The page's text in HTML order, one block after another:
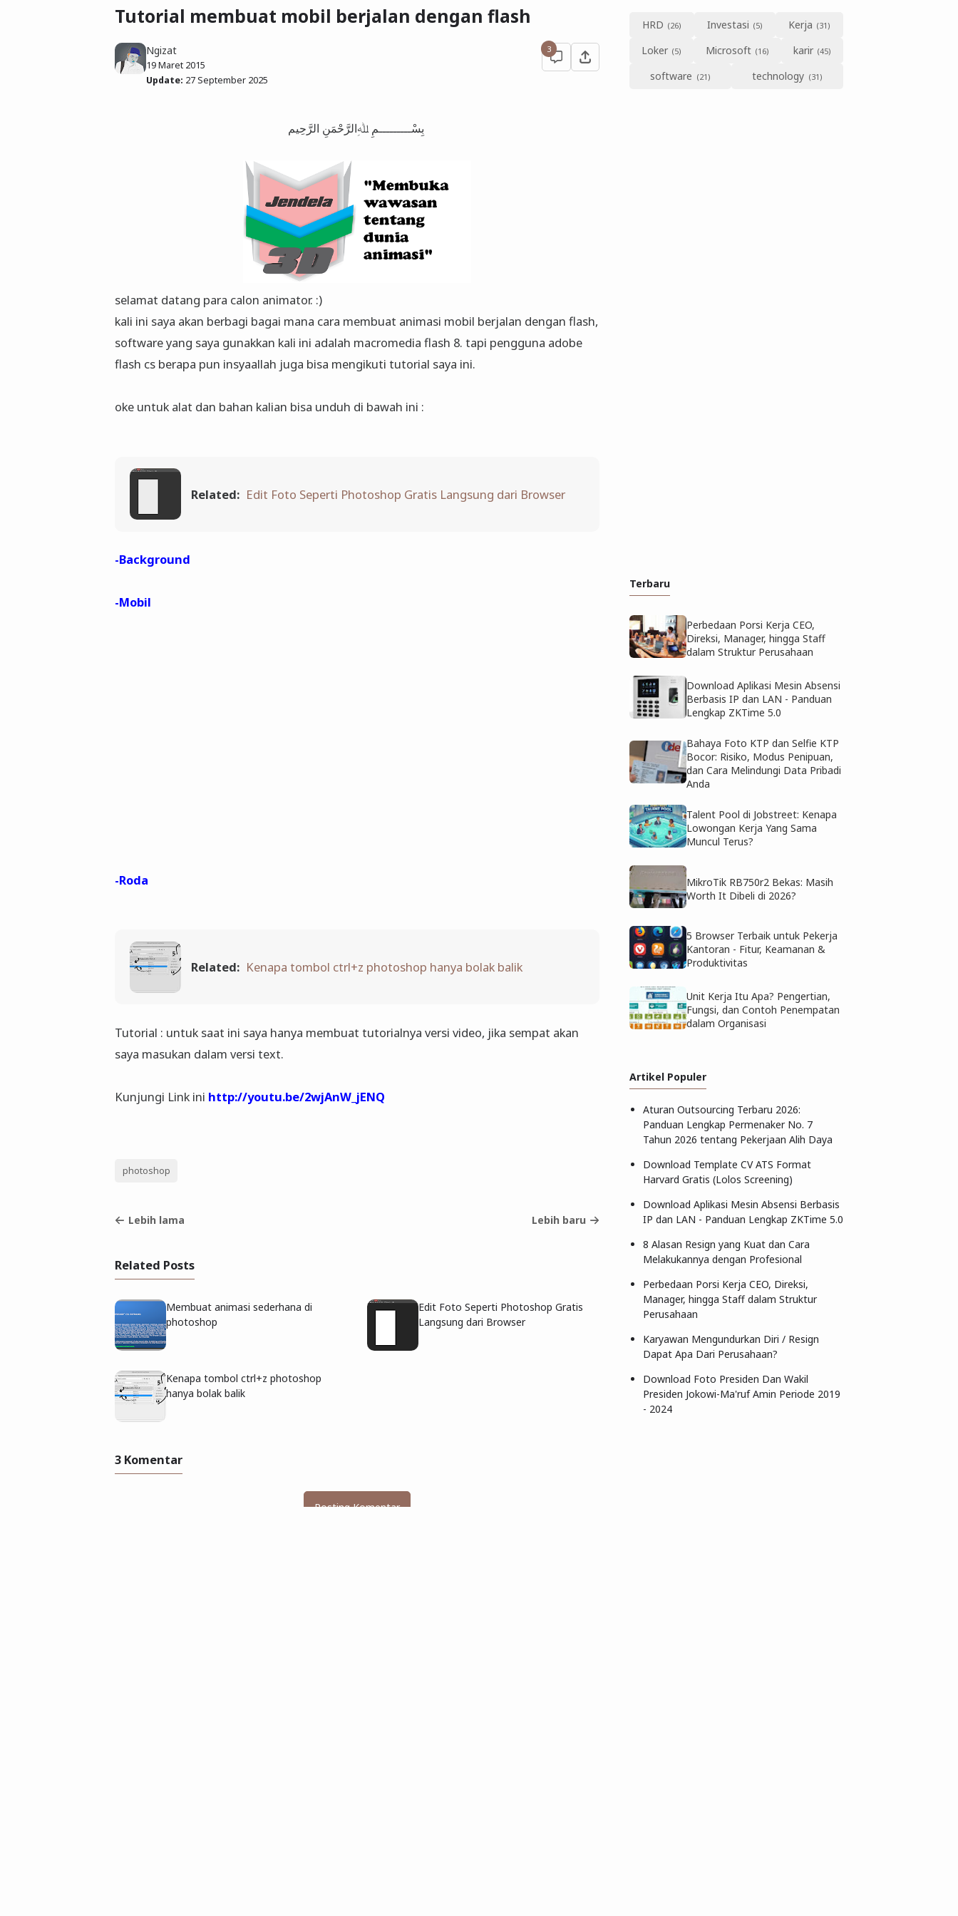
Tutorial membuat mobil berjalan dengan flash
Ngizat
19 Maret 2015
Update: 27 September 2025
3
selamat datang para calon animator. :)
kali ini saya akan berbagi bagai mana cara membuat animasi mobil berjalan dengan flash,
software yang saya gunakkan kali ini adalah macromedia flash 8. tapi pengguna adobe
flash cs berapa pun insyaallah juga bisa mengikuti tutorial saya ini.
oke untuk alat dan bahan kalian bisa unduh di bawah ini :
Related: Edit Foto Seperti Photoshop Gratis Langsung dari Browser
-Background
-Mobil
-Roda
Related: Kenapa tombol ctrl+z photoshop hanya bolak balik
Tutorial : untuk saat ini saya hanya membuat tutorialnya versi video, jika sempat akan
saya masukan dalam versi text.
Kunjungi Link ini http://youtu.be/2wjAnW_jENQ
photoshop
Lebih lama Lebih baru
Related Posts
Membuat animasi sederhana di
photoshop
Edit Foto Seperti Photoshop Gratis
Langsung dari Browser
Kenapa tombol ctrl+z photoshop
hanya bolak balik
3 Komentar
Posting Komentar
HRD Investasi
Kerja
Loker
Microsoft
karir
software
technology
Terbaru
Perbedaan Porsi Kerja CEO,
Direksi, Manager, hingga Staff
dalam Struktur Perusahaan
Download Aplikasi Mesin Absensi
Berbasis IP dan LAN - Panduan
Lengkap ZKTime 5.0
Bahaya Foto KTP dan Selfie KTP
Bocor: Risiko, Modus Penipuan,
dan Cara Melindungi Data Pribadi
Anda
Talent Pool di Jobstreet: Kenapa
Lowongan Kerja Yang Sama
Muncul Terus?
MikroTik RB750r2 Bekas: Masih
Worth It Dibeli di 2026?
5 Browser Terbaik untuk Pekerja
Kantoran - Fitur, Keamanan &
Produktivitas
Unit Kerja Itu Apa? Pengertian,
Fungsi, dan Contoh Penempatan
dalam Organisasi
Artikel Populer
Aturan Outsourcing Terbaru 2026:
Panduan Lengkap Permenaker No. 7
Tahun 2026 tentang Pekerjaan Alih Daya
Download Template CV ATS Format
Harvard Gratis (Lolos Screening)
Download Aplikasi Mesin Absensi Berbasis
IP dan LAN - Panduan Lengkap ZKTime 5.0
8 Alasan Resign yang Kuat dan Cara
Melakukannya dengan Profesional
Perbedaan Porsi Kerja CEO, Direksi,
Manager, hingga Staff dalam Struktur
Perusahaan
Karyawan Mengundurkan Diri / Resign
Dapat Apa Dari Perusahaan?
Download Foto Presiden Dan Wakil
Presiden Jokowi-Ma'ruf Amin Periode 2019
- 2024